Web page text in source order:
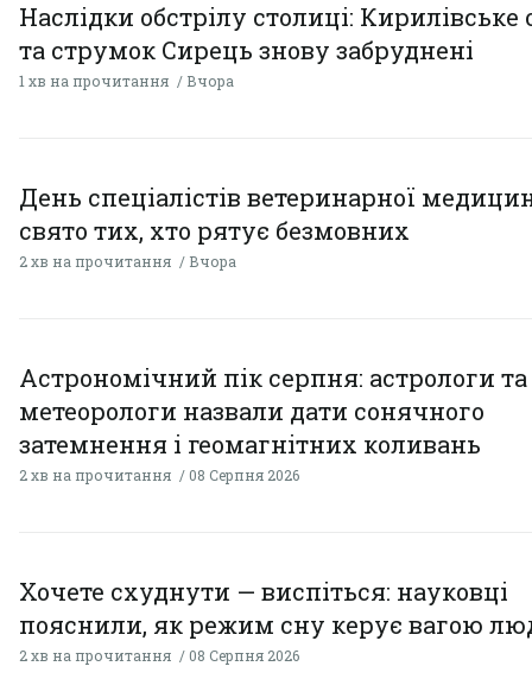
Наслідки обстрілу столиці: Кирилівське
та струмок Сирець знову забруднені
1 хв на прочитання Вчора
День спеціалістів ветеринарної
свято тих, хто рятує безмовних
2 хв на прочитання Вчора
Астрономічний пік серпня: астрологи та
метеорологи назвали дати сонячного
затемнення і геомагнітних коливань
2 хв на прочитання 08 Серпня 2026
Хочете схуднути — виспіться: науковці
пояснили, як режим сну керує вагою
2 хв на прочитання 08 Серпня 2026